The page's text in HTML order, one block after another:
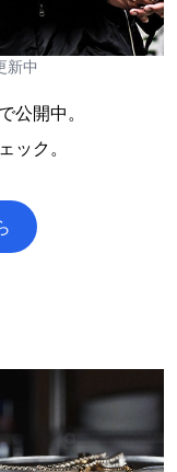
新中
公開中。
ック。